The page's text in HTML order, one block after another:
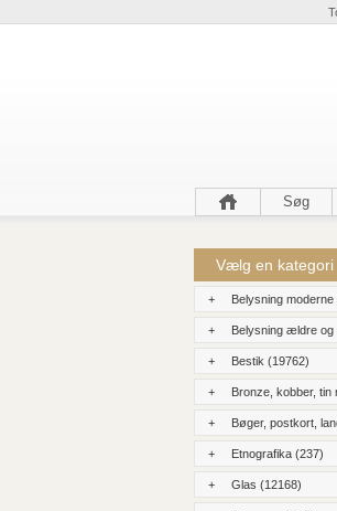
Søg
Vælg en kategori
+ Belysning moderne
+ Belysning ældre og
+ Bestik (19762)
+ Bronze, kobber, tin
+ Bøger, postkort,
+ Etnografika (237)
+ Glas (12168)